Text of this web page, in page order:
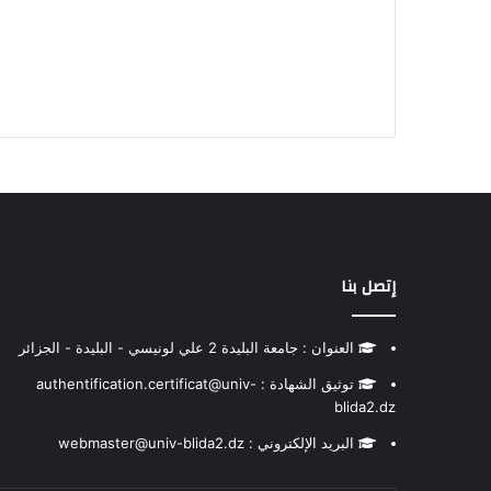
إتصل بنا
العنوان : جامعة البليدة 2 علي لونيسي - البليدة - الجزائر
توثيق الشهادة : authentification.certificat@univ-
blida2.dz
البريد الإلكتروني : webmaster@univ-blida2.dz